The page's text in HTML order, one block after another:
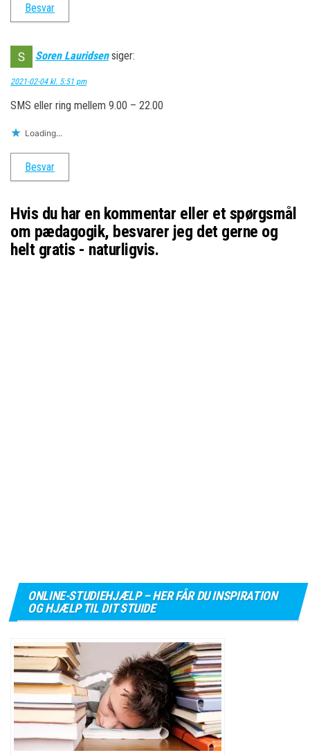
Besvar
Soren Lauridsen siger:
2021-02-04 kl. 5:51 pm
SMS eller ring mellem 9.00 – 22.00
Loading...
Besvar
Hvis du har en kommentar eller et spørgsmål
om pædagogik, besvarer jeg det gerne og
helt gratis - naturligvis.
ONLINE-STUDIEHJÆLP – HER FÅR DU INSPIRATION
OG HJÆLP TIL DIT STUIDE